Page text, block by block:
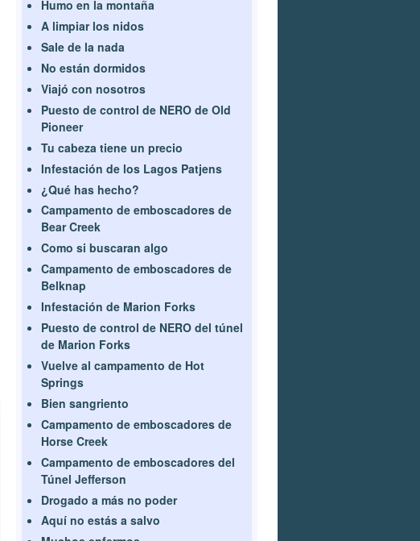
Humo en la montaña
A limpiar los nidos
Sale de la nada
No están dormidos
Viajó con nosotros
Puesto de control de NERO de Old
Pioneer
Tu cabeza tiene un precio
Infestación de los Lagos Patjens
¿Qué has hecho?
Campamento de emboscadores de
Bear Creek
Como si buscaran algo
Campamento de emboscadores de
Belknap
Infestación de Marion Forks
Puesto de control de NERO del túnel
de Marion Forks
Vuelve al campamento de Hot
Springs
Bien sangriento
Campamento de emboscadores de
Horse Creek
Campamento de emboscadores del
Túnel Jefferson
Drogado a más no poder
Aquí no estás a salvo